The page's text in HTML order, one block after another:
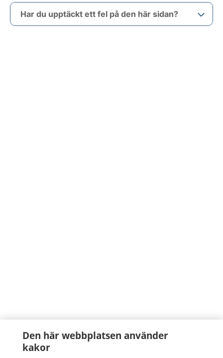
Har du upptäckt ett fel på den här sidan?
Den här webbplatsen använder
kakor